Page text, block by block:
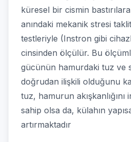
küresel bir cismin
anındaki mekanik stresi
testleriyle (Instron gibi
cinsinden ölçülür. Bu
gücünün hamurdaki tuz ve
doğrudan ilişkili olduğunu
tuz, hamurun
sahip olsa da, külahın
artırmaktadır